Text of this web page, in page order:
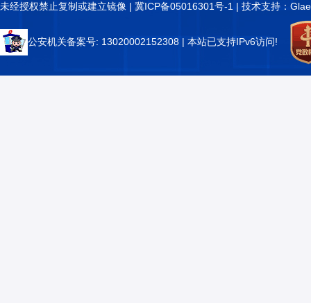
未经授权禁止复制或建立镜像 | 冀ICP备05016301号-1 | 技术支持：
公安机关备案号: 13020002152308 | 本站已支持IPv6访问!